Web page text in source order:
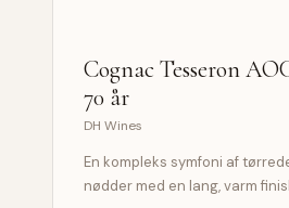
Cognac Tesseron
70 år
DH Wines
En kompleks symfoni af
nødder med en lang, varm